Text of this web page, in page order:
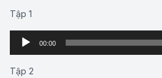
Tập 1
Audio
00:00
Tập 2